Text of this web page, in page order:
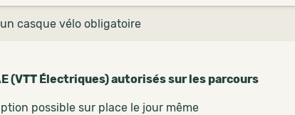
casque vélo obligatoire
(VTT Électriques) autorisés sur les parcours
possible sur place le jour même